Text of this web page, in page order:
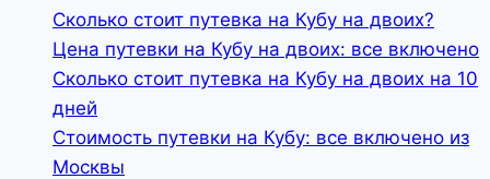
Сколько стоит путевка на Кубу на двоих?
Цена путевки на Кубу на двоих: все включено
Сколько стоит путевка на Кубу на двоих на 10
дней
Стоимость путевки на Кубу: все включено из
Москвы